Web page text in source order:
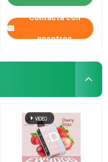
Contacta con
nosotros